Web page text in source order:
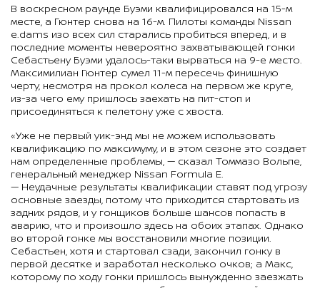
В воскресном раунде Буэми квалифицировался на 15-м
месте, а Гюнтер снова на 16-м. Пилоты команды Nissan
e.dams изо всех сил старались пробиться вперед, и в
последние моменты невероятно захватывающей гонки
Себастьену Буэми удалось-таки вырваться на 9-е место.
Максимилиан Гюнтер сумел 11-м пересечь финишную
черту, несмотря на прокол колеса на первом же круге,
из-за чего ему пришлось заехать на пит-стоп и
присоединяться к пелетону уже с хвоста.
«Уже не первый уик-энд мы не можем использовать
квалификацию по максимуму, и в этом сезоне это создает
нам определенные проблемы, — сказал Томмазо Вольпе,
генеральный менеджер Nissan Formula E.
— Неудачные результаты квалификации ставят под угрозу
основные заезды, потому что приходится стартовать из
задних рядов, и у гонщиков больше шансов попасть в
аварию, что и произошло здесь на обоих этапах. Однако
во второй гонке мы восстановили многие позиции.
Себастьен, хотя и стартовал сзади, закончил гонку в
первой десятке и заработал несколько очков; а Макс,
которому по ходу гонки пришлось вынужденно заезжать